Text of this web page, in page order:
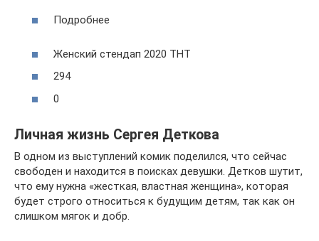
Подробнее
Женский стендап 2020 ТНТ
294
0
Личная жизнь Сергея Деткова
В одном из выступлений комик поделился, что сейчас
свободен и находится в поисках девушки. Детков шутит,
что ему нужна «жесткая, властная женщина», которая
будет строго относиться к будущим детям, так как он
слишком мягок и добр.